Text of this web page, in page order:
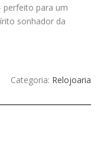
perfeito para um
sonhador da
Categoria: Relojoaria